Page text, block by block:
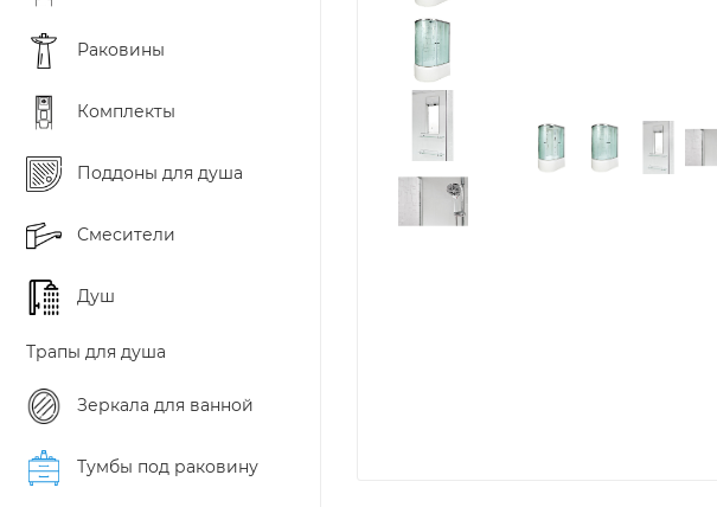
Раковины
Комплекты
Поддоны для душа
Смесители
Душ
Трапы для душа
Зеркала для ванной
Тумбы под раковину